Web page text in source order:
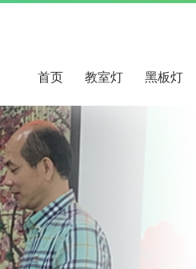
首页 教室灯 黑板灯